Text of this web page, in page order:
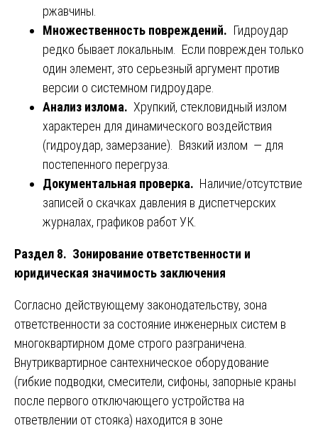
ржавчины.
Множественность повреждений. Гидроудар
редко бывает локальным. Если поврежден только
один элемент, это серьезный аргумент против
версии о системном гидроударе.
Анализ излома. Хрупкий, стекловидный излом
характерен для динамического воздействия
(гидроудар, замерзание). Вязкий излом — для
постепенного перегруза.
Документальная проверка. Наличие/отсутствие
записей о скачках давления в диспетчерских
журналах, графиков работ УК.
Раздел 8. Зонирование ответственности и
юридическая значимость заключения
Согласно действующему законодательству, зона
ответственности за состояние инженерных систем в
многоквартирном доме строго разграничена.
Внутриквартирное сантехническое оборудование
(гибкие подводки, смесители, сифоны, запорные краны
после первого отключающего устройства на
ответвлении от стояка) находится в зоне